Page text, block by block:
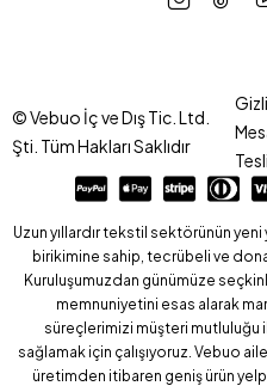
© Vebuo İç ve Dış Tic. Ltd.
Şti. Tüm Hakları Saklıdır
Uzun yıllardır tekstil sektörünün
birikimine sahip, tecrübeli ve
Kuruluşumuzdan günümüze
memnuniyetini esas alarak
süreçlerimizi müşteri
sağlamak için çalışıyoruz. Vebuo
üretimden itibaren geniş ürün